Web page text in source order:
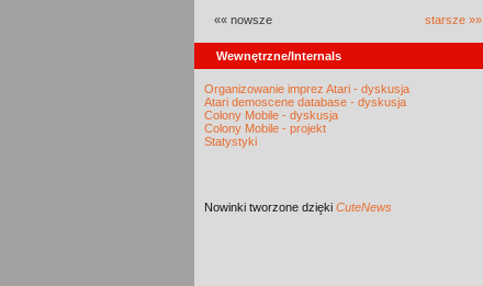
«« nowsze starsze »»
Wewnętrzne/Internals
Organizowanie imprez Atari - dyskusja
Atari demoscene database - dyskusja
Colony Mobile - dyskusja
Colony Mobile - projekt
Statystyki
Nowinki tworzone dzięki CuteNews